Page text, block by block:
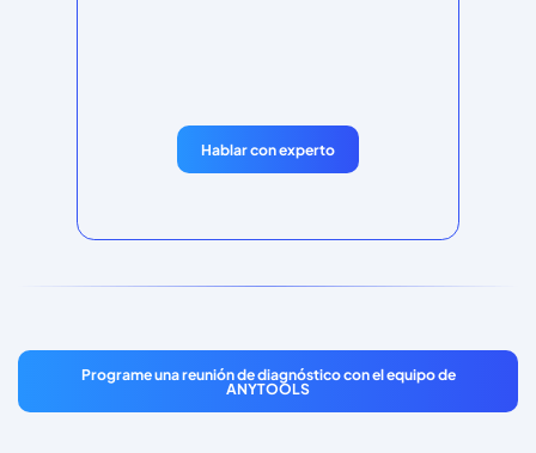
Hablar con experto
Programe una reunión de diagnóstico con el equipo de
ANYTOOLS